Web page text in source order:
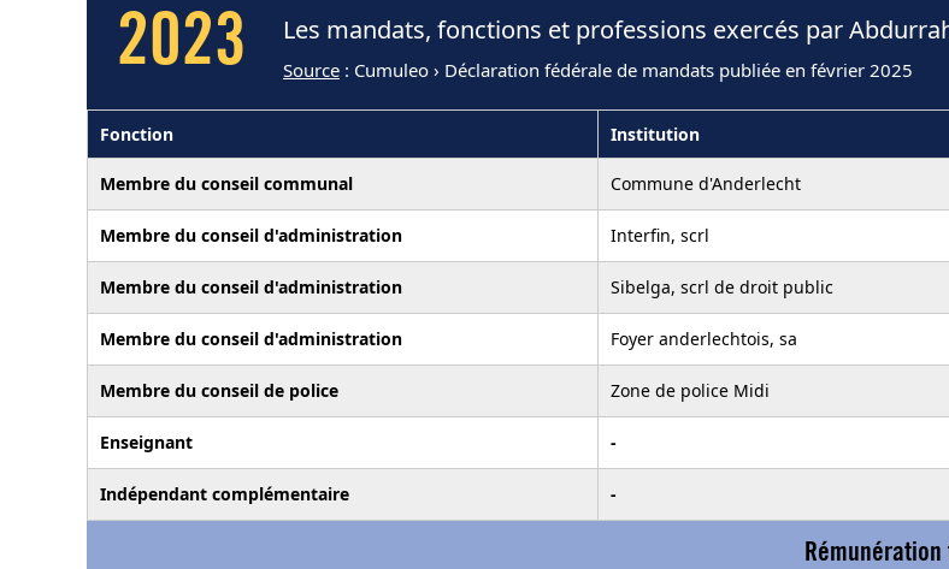
2023 Les mandats, fonctions et professions exercés par
Source : Cumuleo › Déclaration fédérale de mandats publiée en février 2025
Fonction Institution
Membre du conseil communal Commune d'Anderlecht
Membre du conseil d'administration Interfin, scrl
Membre du conseil d'administration Sibelga, scrl de droit public
Membre du conseil d'administration Foyer anderlechtois, sa
Membre du conseil de police Zone de police Midi
Enseignant -
Indépendant complémentaire -